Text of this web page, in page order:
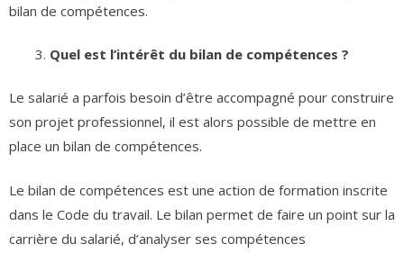
bilan de compétences.
Quel est l’intérêt du bilan de compétences ?
Le salarié a parfois besoin d’être accompagné pour construire
son projet professionnel, il est alors possible de mettre en
place un bilan de compétences.
Le bilan de compétences est une action de formation inscrite
dans le Code du travail. Le bilan permet de faire un point sur la
carrière du salarié, d’analyser ses compétences